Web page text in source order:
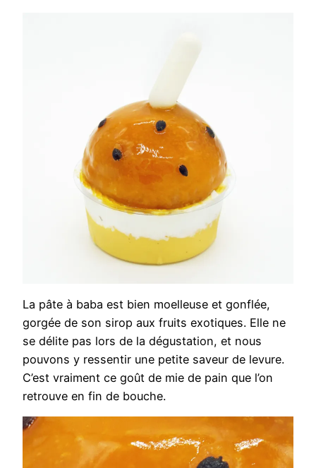
La pâte à baba est bien moelleuse et gonflée,
gorgée de son sirop aux fruits exotiques. Elle ne
se délite pas lors de la dégustation, et nous
pouvons y ressentir une petite saveur de levure.
C’est vraiment ce goût de mie de pain que l’on
retrouve en fin de bouche.